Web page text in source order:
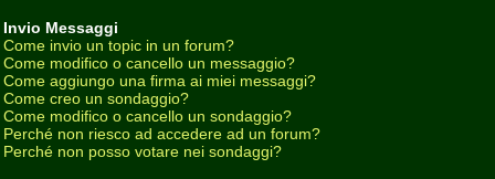
Invio Messaggi
Come invio un topic in un forum?
Come modifico o cancello un messaggio?
Come aggiungo una firma ai miei messaggi?
Come creo un sondaggio?
Come modifico o cancello un sondaggio?
Perché non riesco ad accedere ad un forum?
Perché non posso votare nei sondaggi?